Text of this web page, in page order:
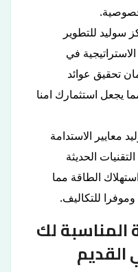
سوليد للتطوير
في
تحقيق عوائد
يجعل استثمارك امنا
معايير الاستدامة
الحديثة
الطاقة مما
للتكاليف.
المناسبة لك
القديم